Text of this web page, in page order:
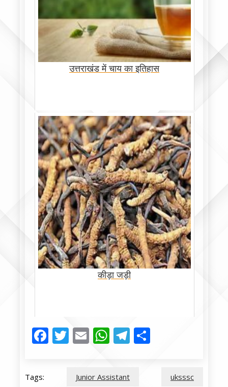
उत्तराखंड में चाय का इतिहास
कीड़ा जड़ी
Facebook
Twitter
EmailWhatsApp
Telegram
Tags: Junior Assistant uksssc